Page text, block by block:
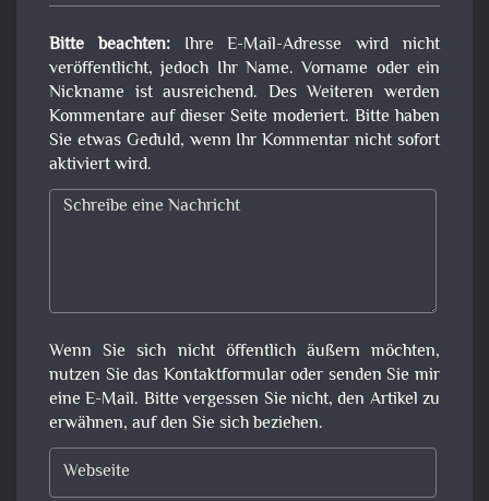
Bitte beachten:Ihre E-Mail-Adresse wird nicht
veröffentlicht, jedoch Ihr Name. Vorname oder ein
Nickname ist ausreichend. Des Weiteren werden
Kommentare auf dieser Seite moderiert. Bitte haben
Sie etwas Geduld, wenn Ihr Kommentar nicht sofort
aktiviert wird.
Wenn Sie sich nicht öffentlich äußern möchten,
nutzen Sie das Kontaktformular oder senden Sie mir
eine E-Mail. Bitte vergessen Sie nicht, den Artikel zu
erwähnen, auf den Sie sich beziehen.